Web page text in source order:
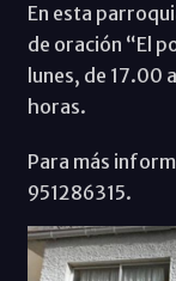
En esta
de oración “El
lunes, de 17.00
horas.
Para más
951286315.